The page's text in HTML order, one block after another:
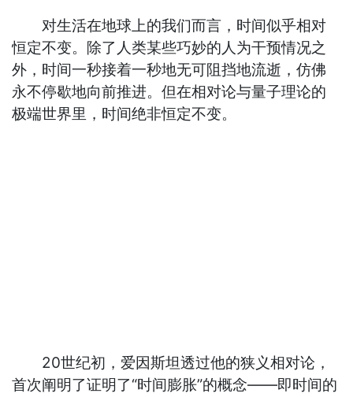
对生活在地球上的我们而言，时间似乎相对
恒定不变。除了人类某些巧妙的人为干预情况之
外，时间一秒接着一秒地无可阻挡地流逝，仿佛
永不停歇地向前推进。但在相对论与量子理论的
极端世界里，时间绝非恒定不变。
20世纪初，爱因斯坦透过他的狭义相对论，
首次阐明了证明了“时间膨胀”的概念——即时间的